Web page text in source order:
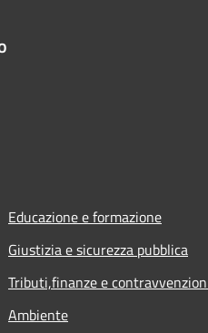
Educazione e formazione
Giustizia e sicurezza pubblica
Tributi,finanze e
Ambiente